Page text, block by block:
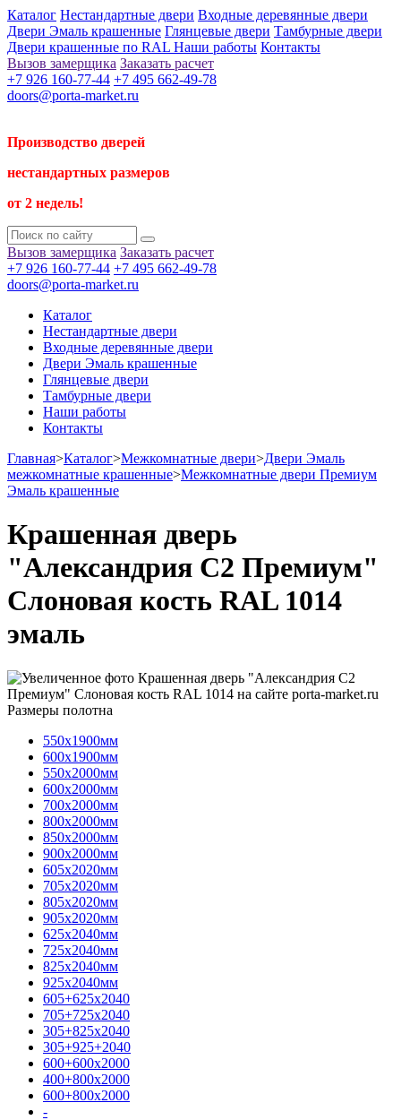
Каталог Нестандартные двери Входные деревянные двери
Двери Эмаль крашенные Глянцевые двери Тамбурные двери
Двери крашенные по RAL Наши работы Контакты
Вызов замерщика Заказать расчет
+7 926 160-77-44 +7 495 662-49-78
doors@porta-market.ru
Производство дверей
нестандартных размеров
от 2 недель!
Вызов замерщика Заказать расчет
+7 926 160-77-44 +7 495 662-49-78
doors@porta-market.ru
Каталог
Нестандартные двери
Входные деревянные двери
Двери Эмаль крашенные
Глянцевые двери
Тамбурные двери
Наши работы
Контакты
Главная>Каталог>Межкомнатные двери>Двери Эмаль
межкомнатные крашенные>Межкомнатные двери Премиум
Эмаль крашенные
Крашенная дверь
"Александрия С2 Премиум"
Слоновая кость RAL 1014
эмаль
Размеры полотна
550х1900мм
600х1900мм
550х2000мм
600х2000мм
700х2000мм
800х2000мм
850х2000мм
900х2000мм
605х2020мм
705х2020мм
805х2020мм
905х2020мм
625х2040мм
725х2040мм
825х2040мм
925х2040мм
605+625х2040
705+725х2040
305+825х2040
305+925+2040
600+600х2000
400+800х2000
600+800х2000
-